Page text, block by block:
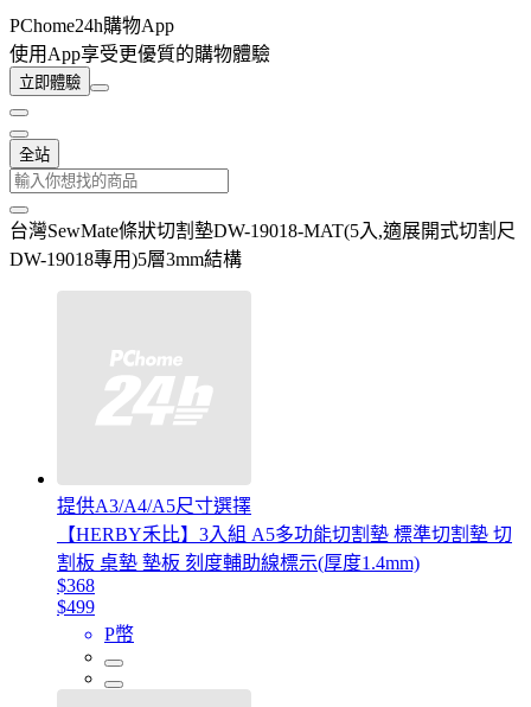
PChome24h購物App
使用App享受更優質的購物體驗
立即體驗
全站
台灣SewMate條狀切割墊DW-19018-MAT(5入,適展開式切割尺
DW-19018專用)5層3mm結構
提供A3/A4/A5尺寸選擇
【HERBY禾比】3入組 A5多功能切割墊 標準切割墊 切
割板 桌墊 墊板 刻度輔助線標示(厚度1.4mm)
$368
$499
P幣